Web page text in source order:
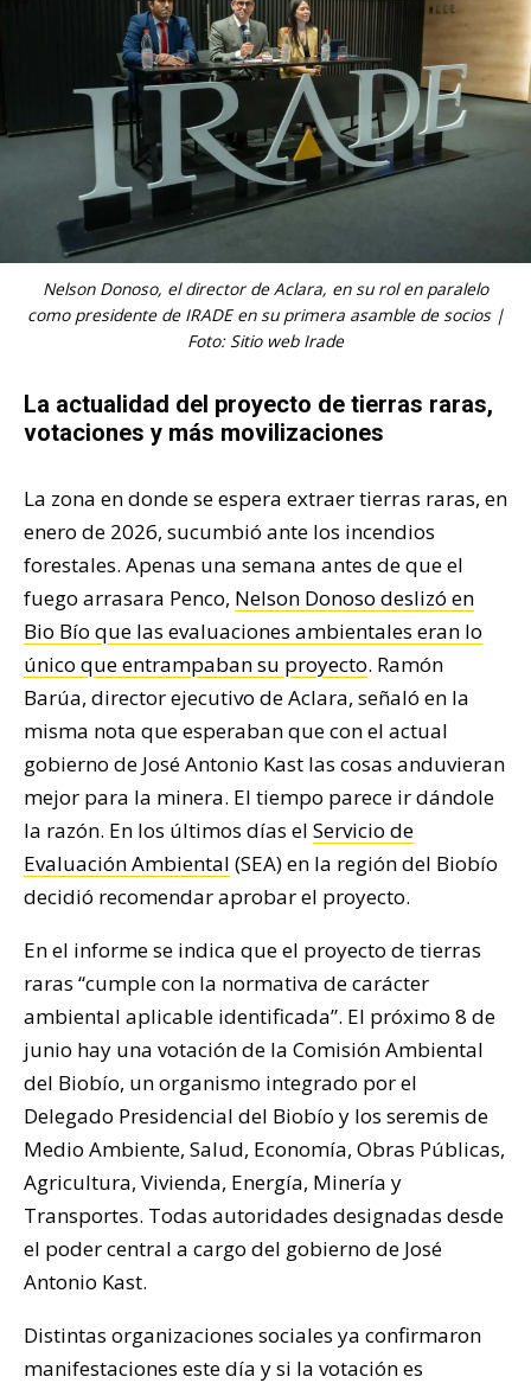
Nelson Donoso, el director de Aclara, en su rol en paralelo
como presidente de IRADE en su primera asamble de socios |
Foto: Sitio web Irade
La actualidad del proyecto de tierras raras,
votaciones y más movilizaciones
La zona en donde se espera extraer tierras raras, en
enero de 2026, sucumbió ante los incendios
forestales. Apenas una semana antes de que el
fuego arrasara Penco, Nelson Donoso deslizó en
Bio Bío que las evaluaciones ambientales eran lo
único que entrampaban su proyecto. Ramón
Barúa, director ejecutivo de Aclara, señaló en la
misma nota que esperaban que con el actual
gobierno de José Antonio Kast las cosas anduvieran
mejor para la minera. El tiempo parece ir dándole
la razón. En los últimos días el Servicio de
Evaluación Ambiental (SEA) en la región del Biobío
decidió recomendar aprobar el proyecto.
En el informe se indica que el proyecto de tierras
raras “cumple con la normativa de carácter
ambiental aplicable identificada”. El próximo 8 de
junio hay una votación de la Comisión Ambiental
del Biobío, un organismo integrado por el
Delegado Presidencial del Biobío y los seremis de
Medio Ambiente, Salud, Economía, Obras Públicas,
Agricultura, Vivienda, Energía, Minería y
Transportes. Todas autoridades designadas desde
el poder central a cargo del gobierno de José
Antonio Kast.
Distintas organizaciones sociales ya confirmaron
manifestaciones este día y si la votación es